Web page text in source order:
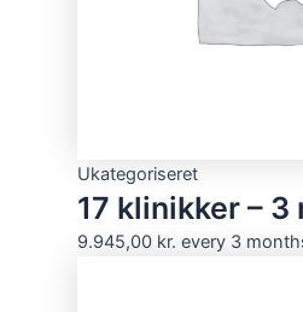
Ukategoriseret
17 klinikker – 3
9.945,00 kr. every 3